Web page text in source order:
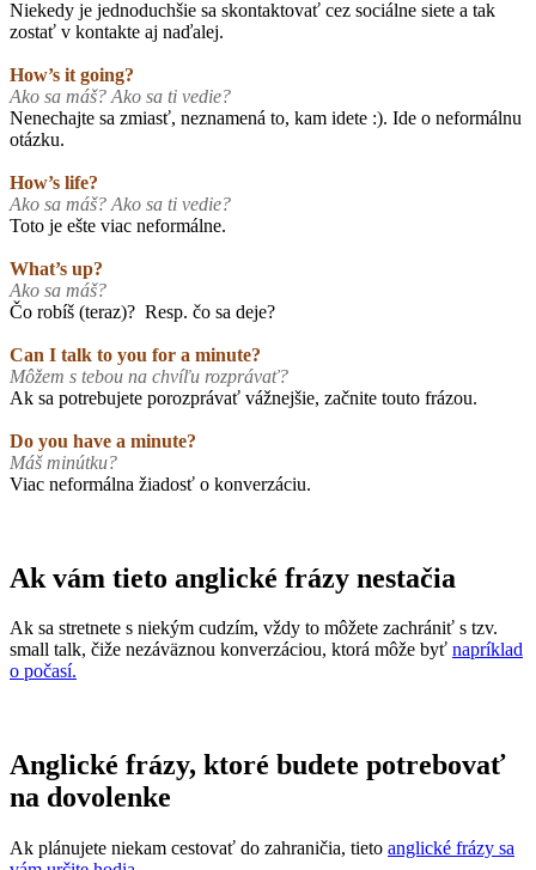
Niekedy je jednoduchšie sa skontaktovať cez sociálne siete a tak
zostať v kontakte aj naďalej.
How’s it going?
Ako sa máš? Ako sa ti vedie?
Nenechajte sa zmiasť, neznamená to, kam idete :). Ide o neformálnu
otázku.
How’s life?
Ako sa máš? Ako sa ti vedie?
Toto je ešte viac neformálne.
What’s up?
Ako sa máš?
Čo robíš (teraz)? Resp. čo sa deje?
Can I talk to you for a minute?
Môžem s tebou na chvíľu rozprávať?
Ak sa potrebujete porozprávať vážnejšie, začnite touto frázou.
Do you have a minute?
Máš minútku?
Viac neformálna žiadosť o konverzáciu.
Ak vám tieto anglické frázy nestačia
Ak sa stretnete s niekým cudzím, vždy to môžete zachrániť s tzv.
small talk, čiže nezáväznou konverzáciou, ktorá môže byť napríklad
o počasí.
Anglické frázy, ktoré budete potrebovať
na dovolenke
Ak plánujete niekam cestovať do zahraničia, tieto anglické frázy sa